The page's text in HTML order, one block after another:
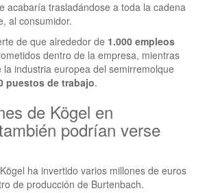
acabaría trasladándose a toda la cadena
al consumidor.
de que alrededor de 1.000 empleos
dentro de la empresa, mientras
industria europea del semirremolque
puestos de trabajo.
de Kögel en
podrían verse
ha invertido varios millones de euros
de producción de Burtenbach.